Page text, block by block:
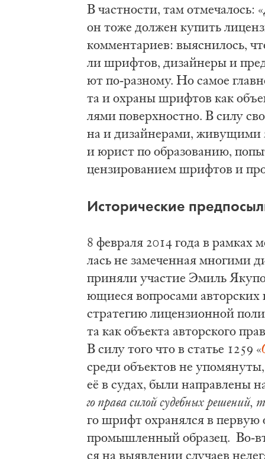
В част­но­сти, там от­ме­ча­лось:
он то­же дол­жен ку­пить
ком­мен­та­ри­ев: вы­яс­ни­лось,
ли шриф­тов, ди­зай­не­ры и
ют по-раз­но­му. Но са­мое
та и охра­ны шриф­тов как
ля­ми по­верх­ност­но. В си­лу
на и ди­зай­не­ра­ми, жи­ву­щи­ми
и юрист по об­ра­зо­ва­нию,
цен­зи­ро­ва­ни­ем шриф­тов и
Ис­то­ри­че­ские
8 фе­вра­ля 2014 го­да в
лась не ­за­ме­чен­ная мно­ги­ми
при­ня­ли уча­стие Эмиль
ю­щи­е­ся во­про­са­ми
стра­те­гию ли­цен­зи­он­ной
та как объ­ек­та ав­тор­ско­го
В си­лу то­го что в ста­тье 1259 «
сре­ди объ­ек­тов не
её в су­дах, бы­ли на­прав­ле­ны
го пра­ва си­лой су­деб­ных
го шрифт охра­нял­ся в пер­вую
про­мыш­лен­ный об­ра­зец. Во-
ся на вы­яв­ле­нии слу­ча­ев